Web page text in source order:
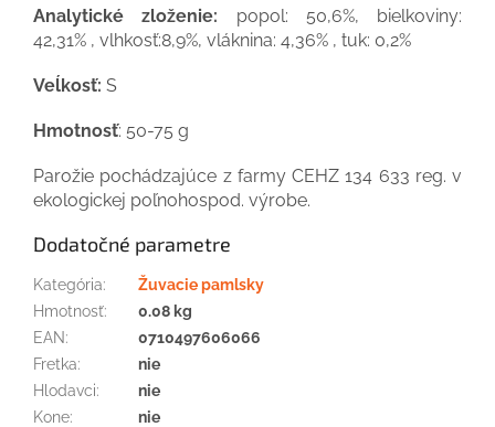
Analytické zloženie: popol: 50,6%, bielkoviny:
42,31% , vlhkosť:8,9%, vláknina: 4,36% , tuk: 0,2%
Veĺkosť: S
Hmotnosť: 50-75 g
Parožie pochádzajúce z farmy CEHZ 134 633 reg. v
ekologickej poľnohospod. výrobe.
Dodatočné parametre
Kategória:
Žuvacie pamlsky
Hmotnosť:
0.08 kg
EAN:
0710497606066
Fretka:
nie
Hlodavci:
nie
Kone:
nie